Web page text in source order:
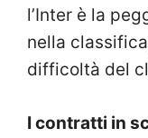
l’Inter è la
nella
difficoltà del
I contratti in